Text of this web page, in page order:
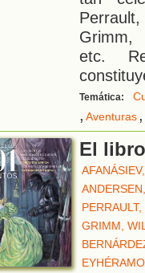
Grimm,
etc.
Temática:
, Aventuras,
El
GRIMM,